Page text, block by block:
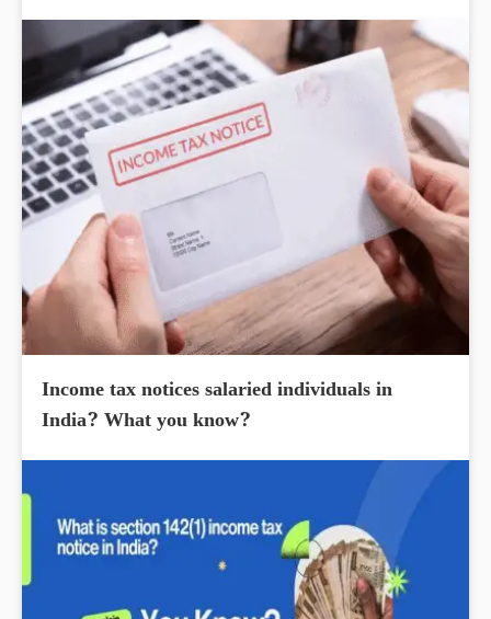
Income tax notices salaried individuals in
India? What you know?